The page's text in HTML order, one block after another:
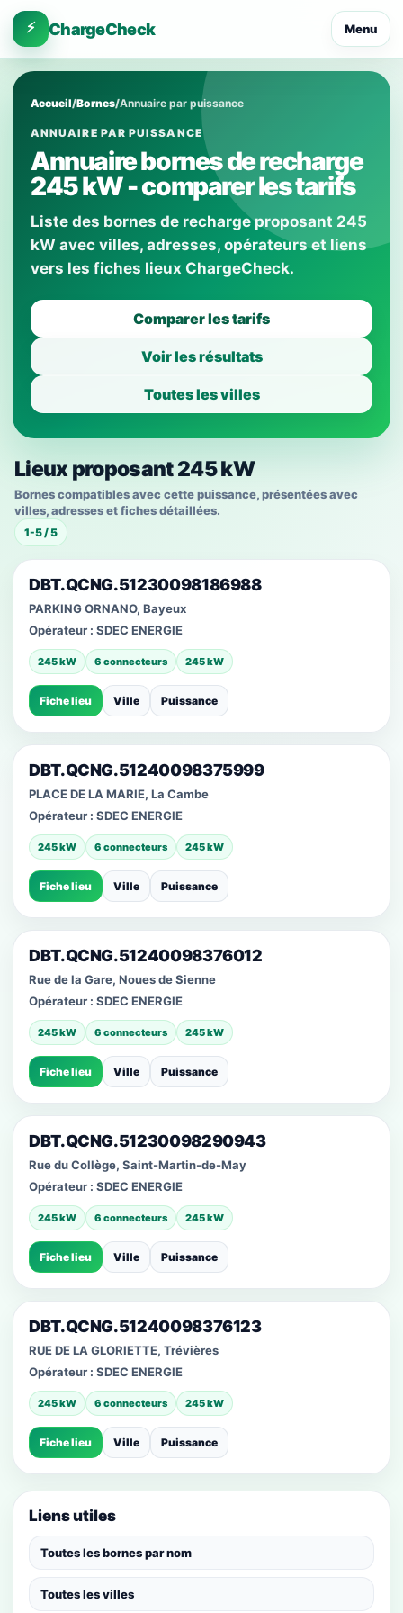
⚡ ChargeCheck Menu
Accueil/Bornes/Annuaire par puissance
ANNUAIRE PAR PUISSANCE
Annuaire bornes de recharge
245 kW - comparer les tarifs
Liste des bornes de recharge proposant 245
kW avec villes, adresses, opérateurs et liens
vers les fiches lieux ChargeCheck.
Comparer les tarifs
Voir les résultats
Toutes les villes
Lieux proposant 245 kW
Bornes compatibles avec cette puissance, présentées avec
villes, adresses et fiches détaillées.
1-5 / 5
DBT.QCNG.51230098186988
PARKING ORNANO, Bayeux
Opérateur : SDEC ENERGIE
245 kW 6 connecteurs 245 kW
Fiche lieu Ville Puissance
DBT.QCNG.51240098375999
PLACE DE LA MARIE, La Cambe
Opérateur : SDEC ENERGIE
245 kW 6 connecteurs 245 kW
Fiche lieu Ville Puissance
DBT.QCNG.51240098376012
Rue de la Gare, Noues de Sienne
Opérateur : SDEC ENERGIE
245 kW 6 connecteurs 245 kW
Fiche lieu Ville Puissance
DBT.QCNG.51230098290943
Rue du Collège, Saint-Martin-de-May
Opérateur : SDEC ENERGIE
245 kW 6 connecteurs 245 kW
Fiche lieu Ville Puissance
DBT.QCNG.51240098376123
RUE DE LA GLORIETTE, Trévières
Opérateur : SDEC ENERGIE
245 kW 6 connecteurs 245 kW
Fiche lieu Ville Puissance
Liens utiles
Toutes les bornes par nom
Toutes les villes